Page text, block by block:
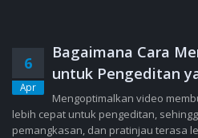
6
Apr
Bagaimana Cara
untuk Pengeditan
Mengoptimalkan video
lebih cepat untuk pengeditan,
pemangkasan, dan pratinjau terasa